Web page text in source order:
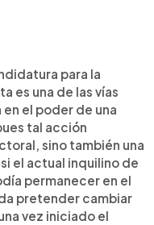
para la
es una de las vías
el poder de una
tal acción
sino también una
el actual inquilino de
permanecer en el
pretender cambiar
vez iniciado el